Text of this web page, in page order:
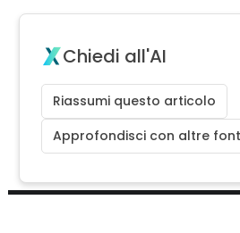
Chiedi all'AI
Riassumi questo articolo
Approfondisci con altre